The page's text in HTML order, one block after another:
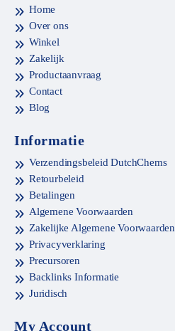
Home
Over ons
Winkel
Zakelijk
Productaanvraag
Contact
Blog
Informatie
Verzendingsbeleid DutchChems
Retourbeleid
Betalingen
Algemene Voorwaarden
Zakelijke Algemene Voorwaarden
Privacyverklaring
Precursoren
Backlinks Informatie
Juridisch
My Account